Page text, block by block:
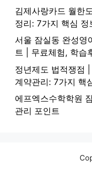
김제사랑카드 월한
정리: 7가지 핵심 정
서울 잠실동 완성영
트 | 무료체험, 학습
정년제도 법적쟁점
계약관리: 7가지 핵
에프엑스수학학원
관리 포인트